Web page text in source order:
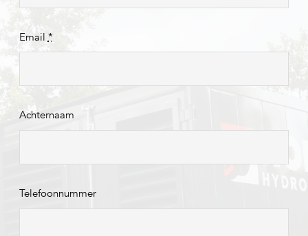
Email *
Achternaam
Telefoonnummer